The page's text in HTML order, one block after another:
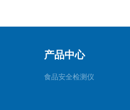
产品中心
食品安全检测仪